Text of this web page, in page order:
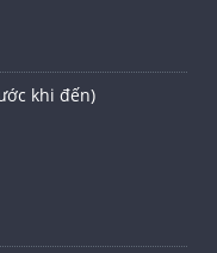
khi đến)